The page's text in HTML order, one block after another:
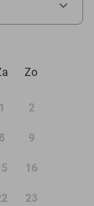
Zo
1 2
8 9
16
23